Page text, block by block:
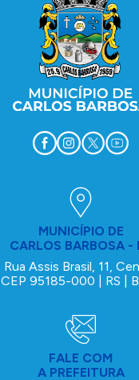
MUNICÍPIO DE
CARLOS BARBOSA -
Rua Assis Brasil, 11,
CEP 95185-000 | RS |
FALE COM
A PREFEITURA